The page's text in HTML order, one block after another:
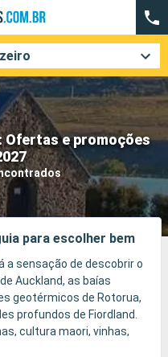
Ofertas e promoções
Companhias
para escolher bem
a sensação de descobrir o
Auckland, as baías
geotérmicos de Rotorua,
profundos de Fiordland.
cultura maori, vinhas,
e longas